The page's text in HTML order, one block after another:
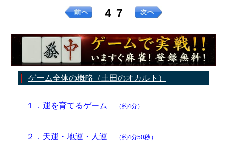
４７
ゲーム全体の概略（土田のオカルト）
１．運を育てるゲーム （約4分）
２．天運・地運・人運 （約4分50秒）